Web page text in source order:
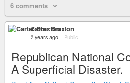
6 comments
Carter Braxton
2 years ago – Public
Republican National
A Superficial Disaster.